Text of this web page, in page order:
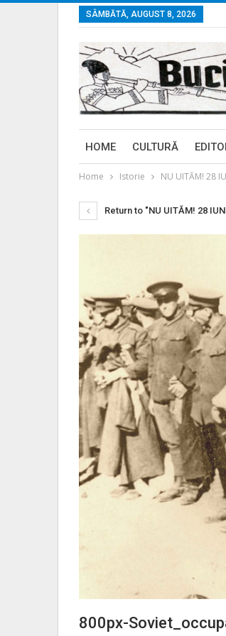
SÂMBĂTĂ, AUGUST 8, 2026
HOME CULTURĂ
Home Istorie NU UITĂM! 28
Return to "NU UITĂM! 28
800px-